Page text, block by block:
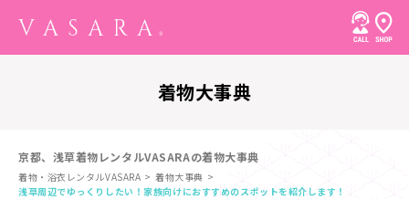
着物大事典
京都、浅草着物レンタルVASARAの着物大事典
着物・浴衣レンタルVASARA
着物大事典
浅草周辺でゆっくりしたい！家族向けにおすすめのスポットを紹介します！